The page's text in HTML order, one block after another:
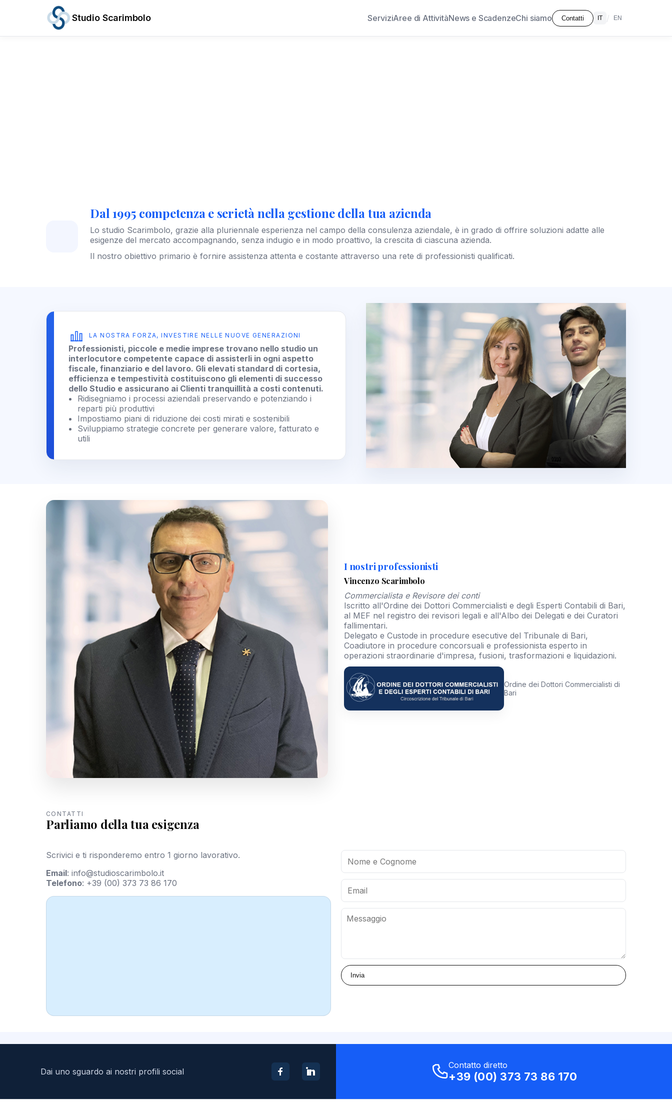
Studio Scarimbolo ServiziAree di AttivitàNews e ScadenzeChi siamo Contatti IT / EN
Dal 1995 competenza e serietà nella gestione della tua azienda
Lo studio Scarimbolo, grazie alla pluriennale esperienza nel campo della consulenza aziendale, è in grado di offrire soluzioni adatte alle
esigenze del mercato accompagnando, senza indugio e in modo proattivo, la crescita di ciascuna azienda.
Il nostro obiettivo primario è fornire assistenza attenta e costante attraverso una rete di professionisti qualificati.
LA NOSTRA FORZA, INVESTIRE NELLE NUOVE GENERAZIONI
Professionisti, piccole e medie imprese trovano nello studio un
interlocutore competente capace di assisterli in ogni aspetto
fiscale, finanziario e del lavoro. Gli elevati standard di cortesia,
efficienza e tempestività costituiscono gli elementi di successo
dello Studio e assicurano ai Clienti tranquillità a costi contenuti.
Ridisegniamo i processi aziendali preservando e potenziando i
reparti più produttivi
Impostiamo piani di riduzione dei costi mirati e sostenibili
Sviluppiamo strategie concrete per generare valore, fatturato e
utili
I nostri professionisti
Vincenzo Scarimbolo
Commercialista e Revisore dei conti
Iscritto all'Ordine dei Dottori Commercialisti e degli Esperti Contabili di Bari,
al MEF nel registro dei revisori legali e all'Albo dei Delegati e dei Curatori
fallimentari.
Delegato e Custode in procedure esecutive del Tribunale di Bari,
Coadiutore in procedure concorsuali e professionista esperto in
operazioni straordinarie d'impresa, fusioni, trasformazioni e liquidazioni.
Ordine dei Dottori Commercialisti di
Bari
CONTATTI
Parliamo della tua esigenza
Scrivici e ti risponderemo entro 1 giorno lavorativo.
Email: info@studioscarimbolo.it
Telefono: +39 (00) 373 73 86 170
Invia
Dai uno sguardo ai nostri profili social
Contatto diretto
+39 (00) 373 73 86 170